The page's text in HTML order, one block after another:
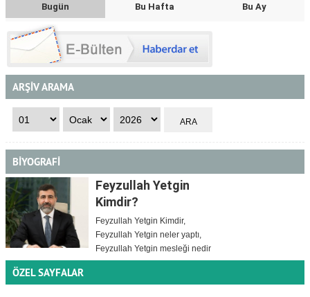
Bugün Bu Hafta Bu Ay
ARŞİV ARAMA
BİYOGRAFİ
Feyzullah Yetgin
Kimdir?
Feyzullah Yetgin Kimdir,
Feyzullah Yetgin neler yaptı,
Feyzullah Yetgin mesleği nedir
ÖZEL SAYFALAR